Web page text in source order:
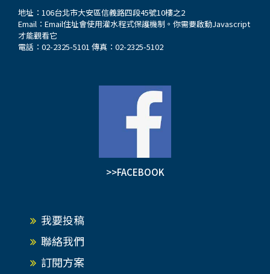
地址：106台北市大安區信義路四段45號10樓之2
Email： Email住址會使用灌水程式保護機制。你需要啟動Javascript
才能觀看它
電話：02-2325-5101 傳真：02-2325-5102
>>FACEBOOK
我要投稿
聯絡我們
訂閱方案